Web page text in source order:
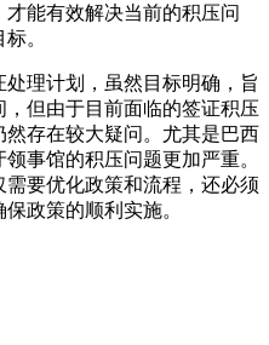
能有效解决当前的积压问
。
理计划，虽然目标明确，旨
但由于目前面临的签证积压
存在较大疑问。尤其是巴西
事馆的积压问题更加严重。
要优化政策和流程，还必须
政策的顺利实施。